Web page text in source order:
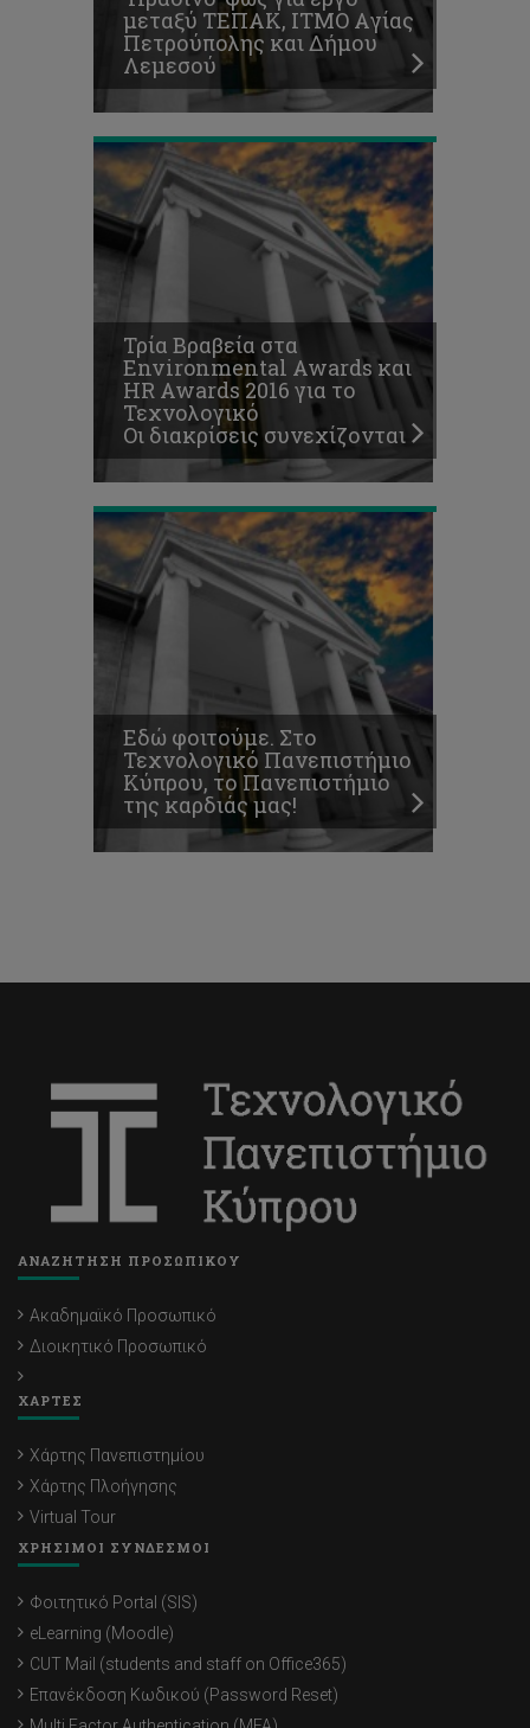
μεταξύ ΤΕΠΑΚ, ΙΤΜΟ Aγίας
Πετρούπολης και Δήμου
Λεμεσού
Τεχνολογικό
Οι
διακρίσεις
συνεχίζονται
Τρία Βραβεία στα
Environmental Awards και
HR Awards 2016 για το
Τεχνολογικό
Οι διακρίσεις συνεχίζονται
Εδώ
φοιτούμε.
Τεχνολογικό
Πανεπιστήμιο
Κύπρου,
το
Πανεπιστήμιο
της
καρδιάς
μας!
Εδώ φοιτούμε. Στο
Τεχνολογικό Πανεπιστήμιο
Κύπρου, το Πανεπιστήμιο
της καρδιάς μας!
ΑΝΑΖΗΤΗΣΗ ΠΡΟΣΩΠΙΚΟΥ
Ακαδημαϊκό Προσωπικό
Διοικητικό Προσωπικό
ΧΑΡΤΕΣ
Χάρτης Πανεπιστημίου
Χάρτης Πλοήγησης
Virtual Tour
ΧΡΗΣΙΜΟΙ ΣΥΝΔΕΣΜΟΙ
Φοιτητικό Portal (SIS)
eLearning (Moodle)
CUT Mail (students and staff on Office365)
Επανέκδοση Κωδικού (Password Reset)